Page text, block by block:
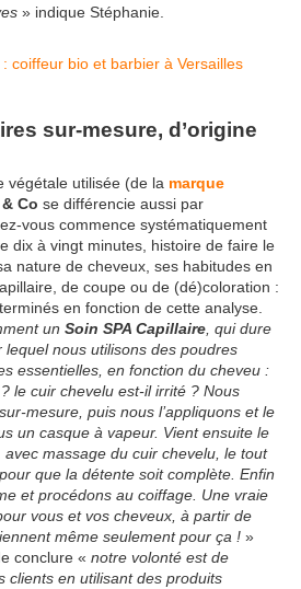
» indique Stéphanie.
sur-mesure, d’origine
végétale utilisée (de la marque
Co se différencie aussi par
vous commence systématiquement
dix à vingt minutes, histoire de faire le
nature de cheveux, ses habitudes en
de coupe ou de (dé)coloration :
en fonction de cette analyse.
un Soin SPA Capillaire , qui dure
nous utilisons des poudres
essentielles, en fonction du cheveu :
le cuir chevelu est-il irrité ? Nous
mesure, puis nous l’appliquons et le
un casque à vapeur. Vient ensuite le
massage du cuir chevelu, le tout
que la détente soit complète. Enfin
et procédons au coiffage. Une vraie
vous et vos cheveux, à partir de
même seulement pour ça ! »
conclure « notre volonté est de
clients en utilisant des produits